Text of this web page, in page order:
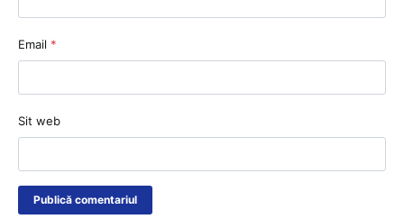
Email *
Sit web